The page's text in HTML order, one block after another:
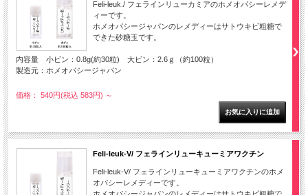
Feli-leuk./ フェラインリューカミアのホメオパシーレメデ
ィーです。
ホメオパシージャパンのレメディーはサトウキビ粗糖で
できた砂糖玉です。
内容量 小ビン：0.8g(約30粒) 大ビン：2.6ｇ（約100粒）
製造元：ホメオパシージャパン
価格： 540円(税込 583円) ～
Feli-leuk-V/ フェラインリューキューミアワクチン
Feli-leuk-V/ フェラインリューキューミアワクチンのホメ
オパシーレメディーです。